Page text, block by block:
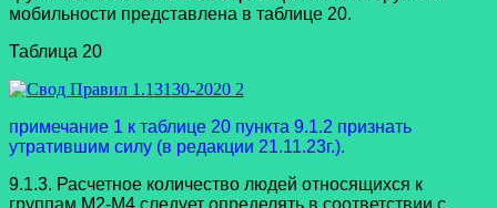
мобильности представлена в таблице 20.
Таблица 20
примечание 1 к таблице 20 пункта 9.1.2 признать
утратившим силу (в редакции 21.11.23г.).
9.1.3. Расчетное количество людей относящихся к
группам М2-М4 следует определять в соответствии с